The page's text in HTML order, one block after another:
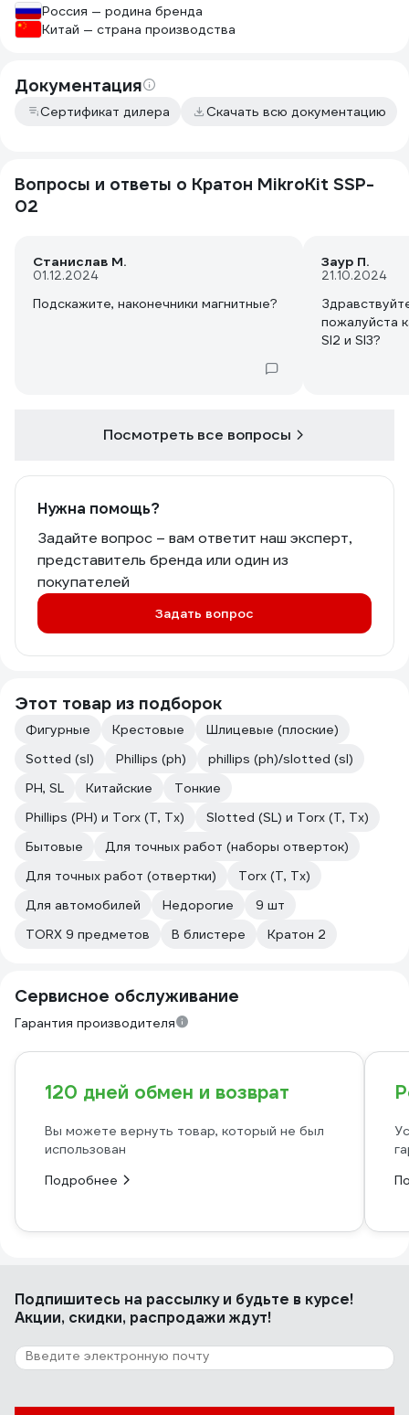
Россия — родина бренда
Китай — страна производства
Документация
Сертификат дилера Скачать всю документацию
Вопросы и ответы о Кратон MikroKit SSP-
02
Станислав М.
01.12.2024
Подскажите, наконечники магнитные?
Заур П.
21.10.2024
пожалуйста
Sl2 и Sl3?
Посмотреть все вопросы
Нужна помощь?
Задайте вопрос – вам ответит наш эксперт,
представитель бренда или один из
покупателей
Задать вопрос
Этот товар из подборок
Фигурные Крестовые
Шлицевые (плоские)
Sotted (sl)
Phillips (ph)
phillips (ph)/slotted (sl)
PH, SL
Китайские
Тонкие
Phillips (PH) и Torx (T, Tx)
Slotted (SL) и Torx (T, Tx)
Бытовые
Для точных работ (наборы отверток)
Для точных работ (отвертки)
Torx (T, Tx)
Для автомобилей
Недорогие
9 шт
TORX 9 предметов
В блистере Кратон 2
Сервисное обслуживание
Гарантия производителя
120 дней обмен и возврат
Вы можете вернуть товар, который не был
использован
Подробнее
Подпишитесь на рассылкуи будьте в курсе!
Акции, скидки, распродажи ждут!